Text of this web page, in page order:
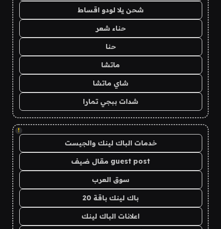
شحن يلا لودو اقساط
حناء شعر
حنا
ماتشا
شاي ماتشا
شدات ببجي تمارا
!
خدمات الباك لينك والجيست
guest post مقال ضيف
سوق العرب
باك لينك باقة 20
اعلانات الباك لينك